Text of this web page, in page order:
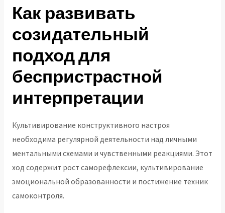
Как развивать
созидательный
подход для
беспристрастной
интерпретации
Культивирование конструктивного настроя
необходима регулярной деятельности над личными
ментальными схемами и чувственными реакциями. Этот
ход содержит рост саморефлексии, культивирование
эмоциональной образованности и постижение техник
самоконтроля.